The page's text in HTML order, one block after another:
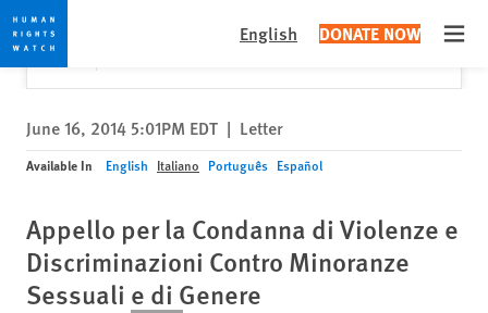
Skip
to
cookie
privacy
notice
Skip
to
main
content
English DONATE NOW
Would you like to read this page in English?
Yes
✕
June 16, 2014 5:01PM EDT | Letter
Available In English Italiano Português Español
Appello per la Condanna di Violenze e
Discriminazioni Contro Minoranze
Sessuali e di Genere